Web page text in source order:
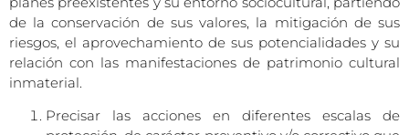
de la conservación de sus valores, la mitigación de sus
riesgos, el aprovechamiento de sus potencialidades y su
relación con las manifestaciones de patrimonio cultural
inmaterial.
Precisar las acciones en diferentes escalas de